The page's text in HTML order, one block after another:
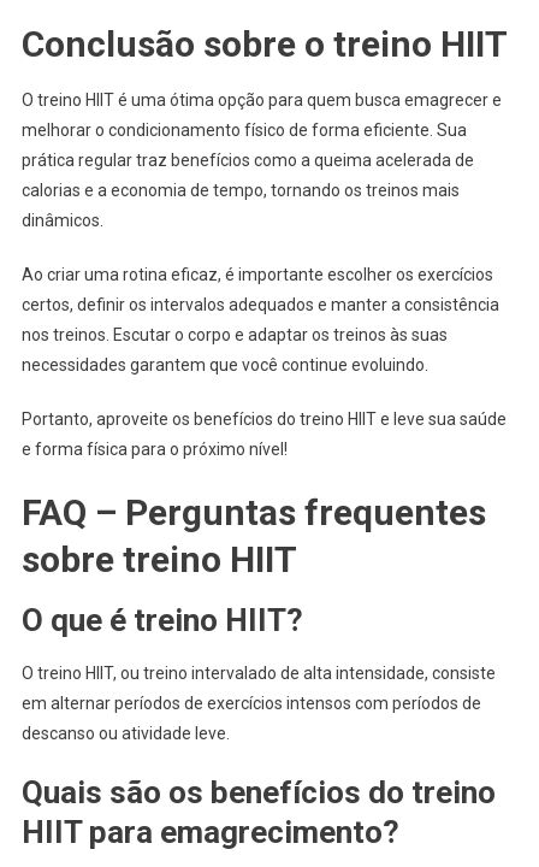
Conclusão sobre o treino HIIT
O treino HIIT é uma ótima opção para quem busca emagrecer e
melhorar o condicionamento físico de forma eficiente. Sua
prática regular traz benefícios como a queima acelerada de
calorias e a economia de tempo, tornando os treinos mais
dinâmicos.
Ao criar uma rotina eficaz, é importante escolher os exercícios
certos, definir os intervalos adequados e manter a consistência
nos treinos. Escutar o corpo e adaptar os treinos às suas
necessidades garantem que você continue evoluindo.
Portanto, aproveite os benefícios do treino HIIT e leve sua saúde
e forma física para o próximo nível!
FAQ – Perguntas frequentes
sobre treino HIIT
O que é treino HIIT?
O treino HIIT, ou treino intervalado de alta intensidade, consiste
em alternar períodos de exercícios intensos com períodos de
descanso ou atividade leve.
Quais são os benefícios do treino
HIIT para emagrecimento?